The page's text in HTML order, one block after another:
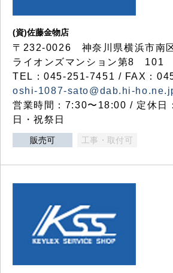
(資)佐藤金物店
〒232-0026 神奈川県横浜市南
ライオンズマンション第8 101
TEL：045-251-7451 / FAX：
oshi-1087-sato@dab.hi-
営業時間：7:30〜18:00 / 定休日
日・祝祭日
販売可 工事・取付可